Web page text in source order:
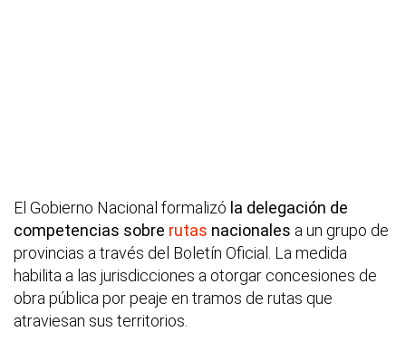
El Gobierno Nacional formalizó la delegación de
competencias sobre rutas nacionales a un grupo de
provincias a través del Boletín Oficial. La medida
habilita a las jurisdicciones a otorgar concesiones de
obra pública por peaje en tramos de rutas que
atraviesan sus territorios.